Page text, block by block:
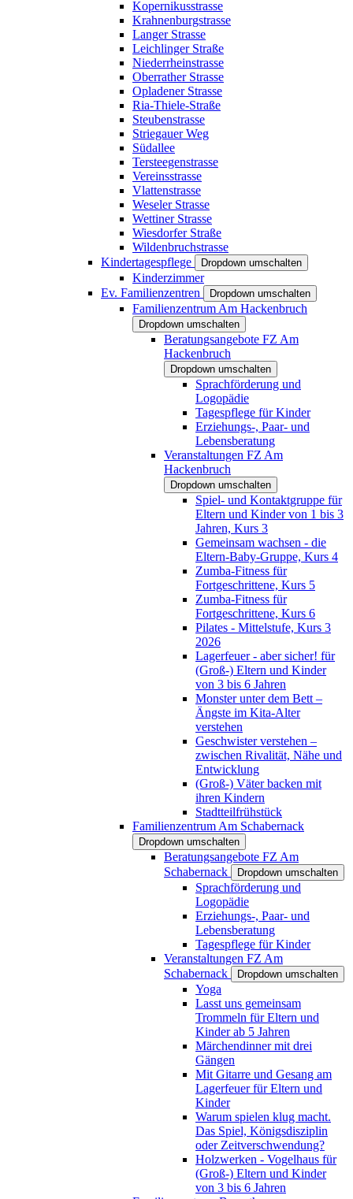
Kopernikusstrasse
Krahnenburgstrasse
Langer Strasse
Leichlinger Straße
Niederrheinstrasse
Oberrather Strasse
Opladener Strasse
Ria-Thiele-Straße
Steubenstrasse
Striegauer Weg
Südallee
Tersteegenstrasse
Vereinsstrasse
Vlattenstrasse
Weseler Strasse
Wettiner Strasse
Wiesdorfer Straße
Wildenbruchstrasse
Kindertagespflege
Dropdown umschalten
Kinderzimmer
Ev. Familienzentren
Dropdown umschalten
Familienzentrum Am Hackenbruch
Dropdown umschalten
Beratungsangebote FZ Am
Hackenbruch
Dropdown umschalten
Sprachförderung und
Logopädie
Tagespflege für Kinder
Erziehungs-, Paar- und
Lebensberatung
Veranstaltungen FZ Am
Hackenbruch
Dropdown umschalten
Spiel- und Kontaktgruppe für
Eltern und Kinder von 1 bis 3
Jahren, Kurs 3
Gemeinsam wachsen - die
Eltern-Baby-Gruppe, Kurs 4
Zumba-Fitness für
Fortgeschrittene, Kurs 5
Zumba-Fitness für
Fortgeschrittene, Kurs 6
Pilates - Mittelstufe, Kurs 3
2026
Lagerfeuer - aber sicher! für
(Groß-) Eltern und Kinder
von 3 bis 6 Jahren
Monster unter dem Bett –
Ängste im Kita-Alter
verstehen
Geschwister verstehen –
zwischen Rivalität, Nähe und
Entwicklung
(Groß-) Väter backen mit
ihren Kindern
Stadtteilfrühstück
Familienzentrum Am Schabernack
Dropdown umschalten
Beratungsangebote FZ Am
Schabernack
Dropdown umschalten
Sprachförderung und
Logopädie
Erziehungs-, Paar- und
Lebensberatung
Tagespflege für Kinder
Veranstaltungen FZ Am
Schabernack
Dropdown umschalten
Yoga
Lasst uns gemeinsam
Trommeln für Eltern und
Kinder ab 5 Jahren
Märchendinner mit drei
Gängen
Mit Gitarre und Gesang am
Lagerfeuer für Eltern und
Kinder
Warum spielen klug macht.
Das Spiel, Königsdisziplin
oder Zeitverschwendung?
Holzwerken - Vogelhaus für
(Groß-) Eltern und Kinder
von 3 bis 6 Jahren